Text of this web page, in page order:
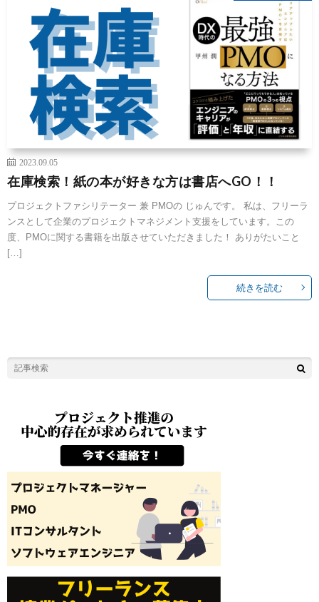
2023.09.05
在庫検索！紙の本が好きな方は書店へGO！！
プロジェクトファシリテーター 兼 PMOの じゅんです。 私は、フリーラ
ンスとして企業のプロジェクトマネジメント支援をしています。この
度、PMOに関する書籍を出版させていただきました！ ありがたいこと
[…]
続きを読む